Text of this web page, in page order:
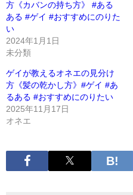
方《カバンの持ち方》 #ある
ある #ゲイ #おすすめにのりた
い
2024年1月1日
未分類
ゲイが教えるオネエの見分け
方《髪の乾かし方》#ゲイ #あ
るある #おすすめにのりたい
2025年11月17日
オネエ